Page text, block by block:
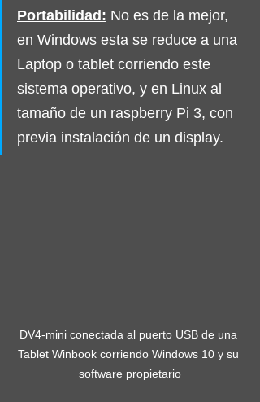
Portabilidad: No es de la mejor,
en Windows esta se reduce a una
Laptop o tablet corriendo este
sistema operativo, y en Linux al
tamaño de un raspberry Pi 3, con
previa instalación de un display.
DV4-mini conectada al puerto USB de una
Tablet Winbook corriendo Windows 10 y su
software propietario